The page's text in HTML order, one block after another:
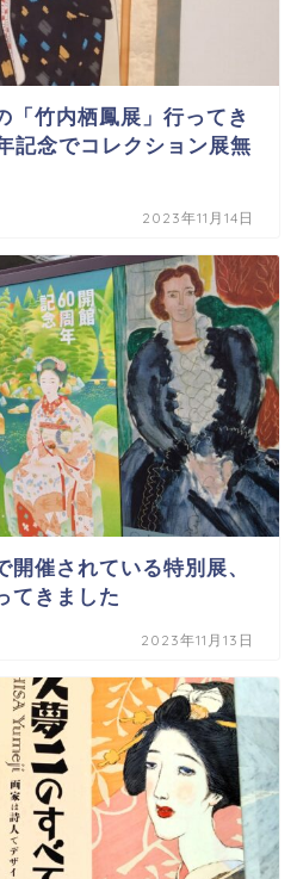
「竹内栖鳳展」行ってき
記念でコレクション展無
2023年11月14日
催されている特別展、
てきました
2023年11月13日